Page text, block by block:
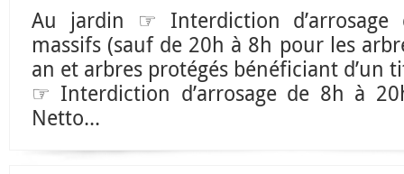
Au jardin ☞ Interdiction d’arrosage
massifs (sauf de 20h à 8h pour les
an et arbres protégés bénéficiant d’un
☞ Interdiction d’arrosage de 8h à
Netto...